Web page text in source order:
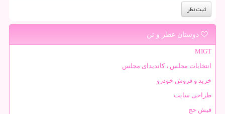
دوستان عطر و تن
MIGT
انتخابات مجلس ، کاندیدای مجلس
خرید و فروش خودرو
طراحی سایت
فیش حج